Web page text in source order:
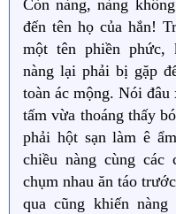
Còn nàng, nàng
đến tên họ của hắn!
một tên phiền phức,
nàng lại phải bị gặp
toàn ác mộng. Nói đâu
tấm vừa thoáng thấy
phải hột sạn làm ê
chiều nàng cùng các
chụm nhau ăn táo
qua cũng khiến